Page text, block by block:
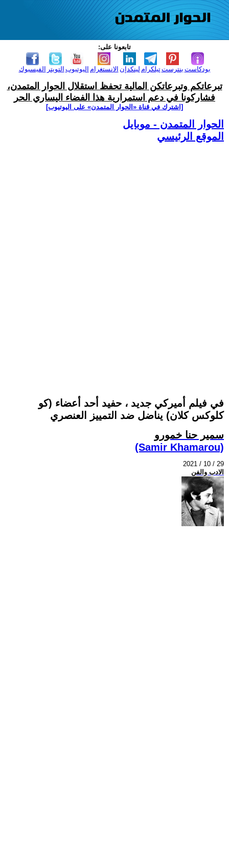
تابعونا على:
الفيسبوك التويتر اليوتيوب الانستغرام لينكدإن تيلكرامبنترست بودكاست
تبرعاتكم وتبرعاتكن المالية تحفظ استقلال الحوار المتمدن،
فشاركونا في دعم استمرارية هذا الفضاء اليساري الحر
[اشترك في قناة ‫«الحوار المتمدن» على اليوتيوب]
الحوار المتمدن - موبايل
الموقع الرئيسي
في فيلم أميركي جديد ، حفيد أحد أعضاء (كو
كلوكس كلان) يناضل ضد التمييز العنصري
سمير حنا خمورو
(Samir Khamarou)
2021 / 10 / 29
الادب والفن